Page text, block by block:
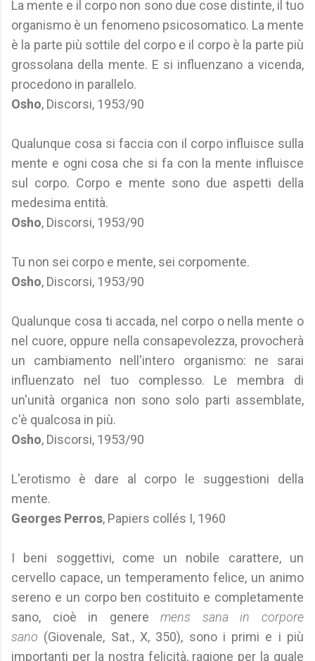
La mente e il corpo non sono due cose distinte, il tuo
organismo è un fenomeno psicosomatico. La mente
è la parte più sottile del corpo e il corpo è la parte più
grossolana della mente. E si influenzano a vicenda,
procedono in parallelo.
Osho, Discorsi, 1953/90
Qualunque cosa si faccia con il corpo influisce sulla
mente e ogni cosa che si fa con la mente influisce
sul corpo. Corpo e mente sono due aspetti della
medesima entità.
Osho, Discorsi, 1953/90
Tu non sei corpo e mente, sei corpomente.
Osho, Discorsi, 1953/90
Qualunque cosa ti accada, nel corpo o nella mente o
nel cuore, oppure nella consapevolezza, provocherà
un cambiamento nell'intero organismo: ne sarai
influenzato nel tuo complesso. Le membra di
un'unità organica non sono solo parti assemblate,
c'è qualcosa in più.
Osho, Discorsi, 1953/90
L'erotismo è dare al corpo le suggestioni della
mente.
Georges Perros, Papiers collés I, 1960
I beni soggettivi, come un nobile carattere, un
cervello capace, un temperamento felice, un animo
sereno e un corpo ben costituito e completamente
sano, cioè in generemens sana in corpore
sano (Giovenale, Sat., X, 350), sono i primi e i più
importanti per la nostra felicità, ragione per la quale